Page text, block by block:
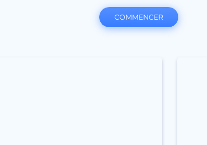
COMMENCER